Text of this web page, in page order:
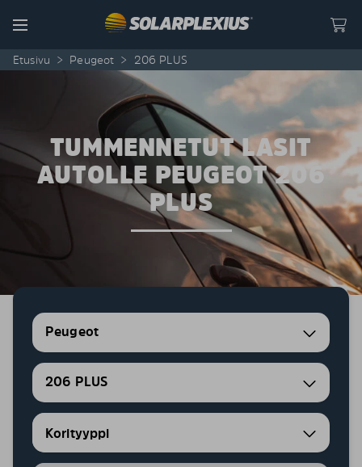
Menu
Etusivu > Peugeot > 206 PLUS
TUMMENNETUT LASIT
AUTOLLE PEUGEOT 206
PLUS
Peugeot
206 PLUS